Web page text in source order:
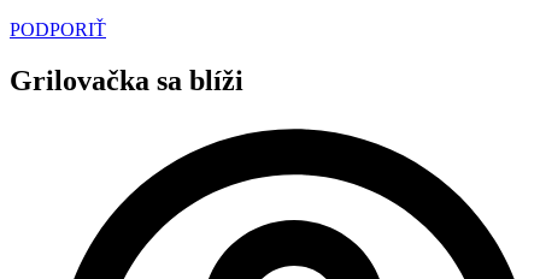
PODPORIŤ
Grilovačka sa blíži